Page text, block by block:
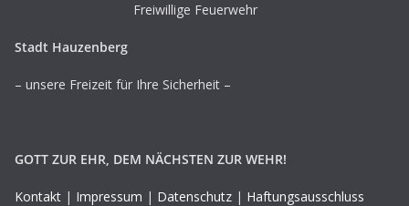
Freiwillige Feuerwehr
Stadt Hauzenberg
– unsere Freizeit für Ihre Sicherheit –
GOTT ZUR EHR, DEM NÄCHSTEN ZUR WEHR!
Kontakt | Impressum | Datenschutz | Haftungsausschluss